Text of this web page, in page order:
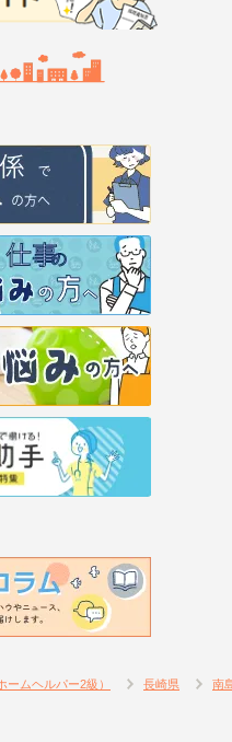
ムヘルパー2級） 長崎県 南